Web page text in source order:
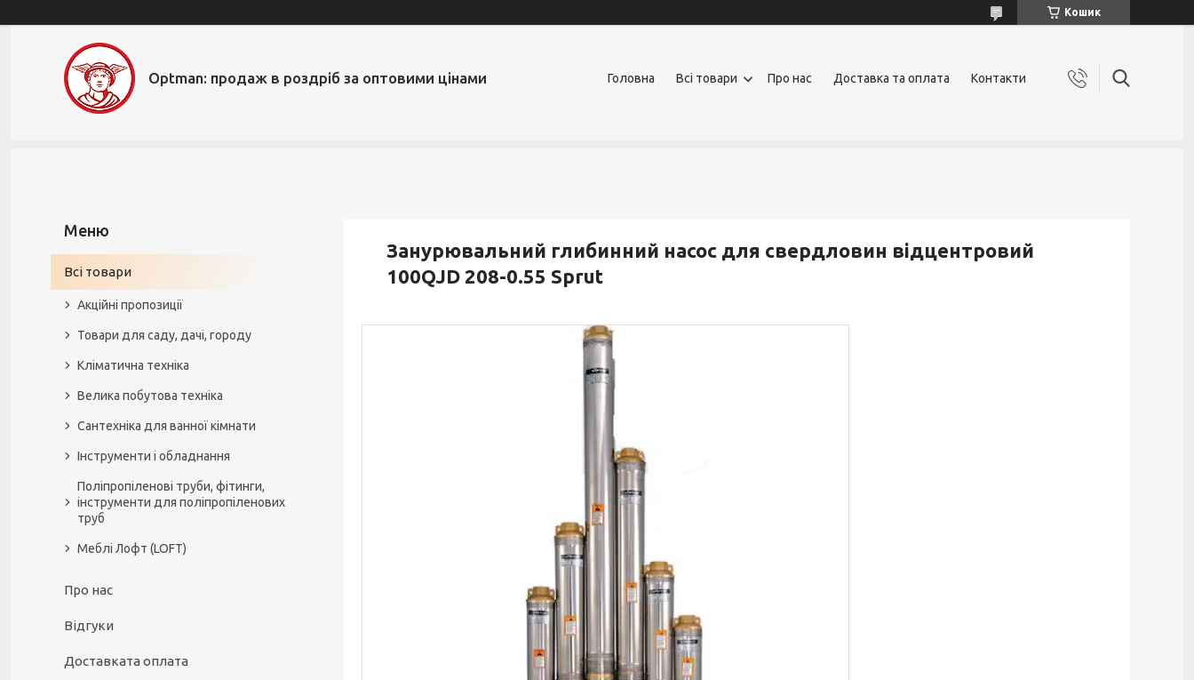
Кошик
Optman: продаж в роздріб за оптовими цінами Головна Всі товари Про нас Доставка та оплата Контакти
Занурювальний глибинний насос для свердловин відцентровий
100QJD 208-0.55 Sprut
Всі товари
Акційні пропозиції
Товари для саду, дачі, городу
Кліматична техніка
Велика побутова техніка
Сантехніка для ванної кімнати
Інструменти і обладнання
Поліпропіленові труби, фітинги,
інструменти для поліпропіленових
труб
Меблі Лофт (LOFT)
Про нас
Відгуки
Доставката оплата